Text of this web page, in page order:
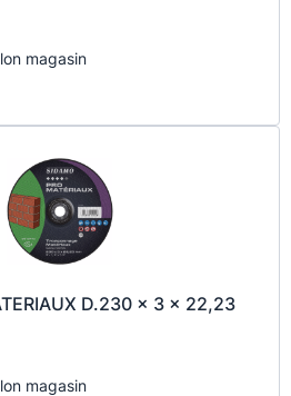
magasin
D.230 x 3 x 22,23
magasin